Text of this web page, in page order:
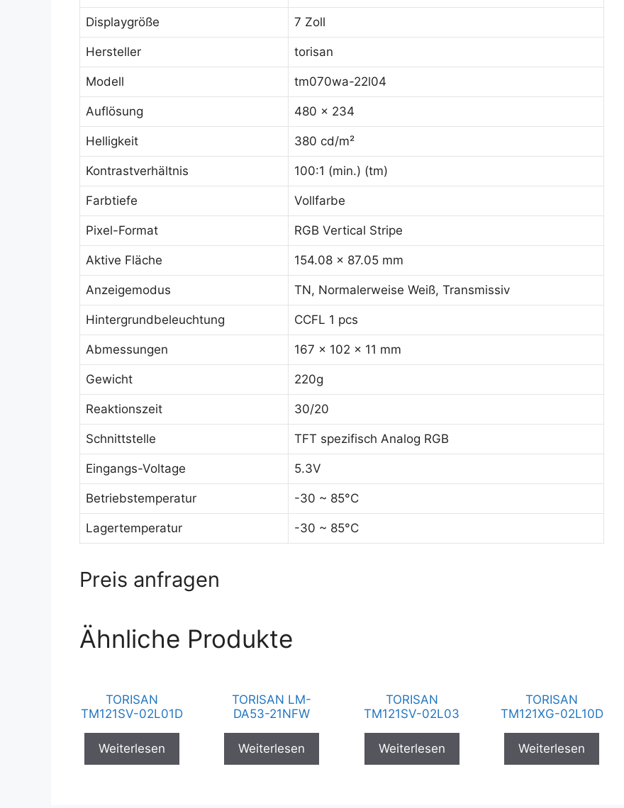
Displaygröße 7 Zoll
Hersteller torisan
Modell tm070wa-22l04
Auflösung 480 x 234
Helligkeit 380 cd/m²
Kontrastverhältnis 100:1 (min.) (tm)
Farbtiefe Vollfarbe
Pixel-Format RGB Vertical Stripe
Aktive Fläche 154.08 x 87.05 mm
Anzeigemodus TN, Normalerweise Weiß, Transmissiv
Hintergrundbeleuchtung CCFL 1 pcs
Abmessungen 167 x 102 x 11 mm
Gewicht 220g
Reaktionszeit 30/20
Schnittstelle TFT spezifisch Analog RGB
Eingangs-Voltage 5.3V
Betriebstemperatur -30 ~ 85°C
Lagertemperatur -30 ~ 85°C
Preis anfragen
Ähnliche Produkte
TORISAN
TM121SV-02L01D
Weiterlesen
TORISAN LM-
DA53-21NFW
Weiterlesen
TORISAN
TM121SV-02L03
Weiterlesen
TORISAN
TM121XG-02L10D
Weiterlesen